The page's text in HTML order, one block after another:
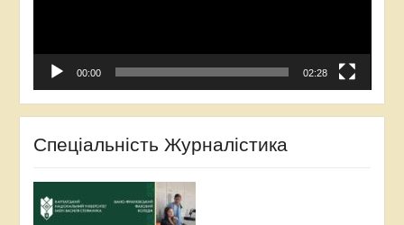
00:00 02:28
Спеціальність Журналістика